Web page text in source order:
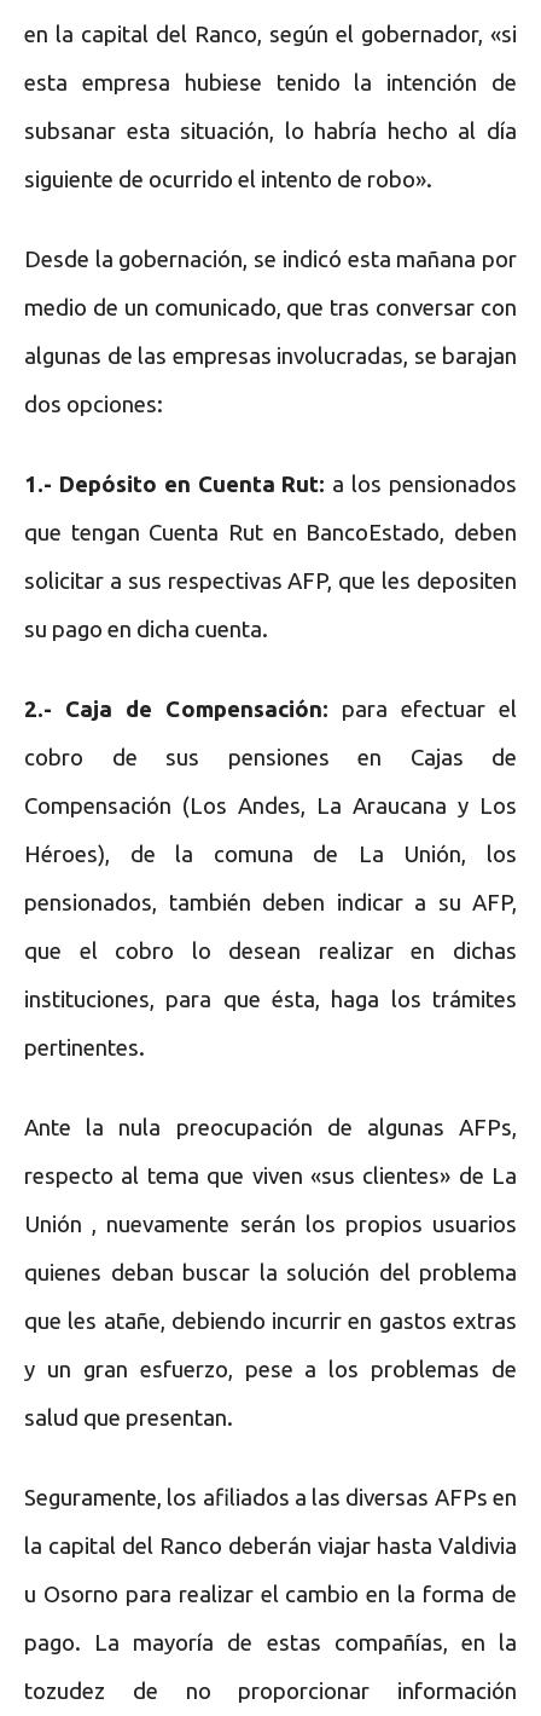
en la capital del Ranco, según el gobernador, «si
esta empresa hubiese tenido la intención de
subsanar esta situación, lo habría hecho al día
siguiente de ocurrido el intento de robo».
Desde la gobernación, se indicó esta mañana por
medio de un comunicado, que tras conversar con
algunas de las empresas involucradas, se barajan
dos opciones:
1.- Depósito en Cuenta Rut: a los pensionados
que tengan Cuenta Rut en BancoEstado, deben
solicitar a sus respectivas AFP, que les depositen
su pago en dicha cuenta.
2.- Caja de Compensación: para efectuar el
cobro de sus pensiones en Cajas de
Compensación (Los Andes, La Araucana y Los
Héroes), de la comuna de La Unión, los
pensionados, también deben indicar a su AFP,
que el cobro lo desean realizar en dichas
instituciones, para que ésta, haga los trámites
pertinentes.
Ante la nula preocupación de algunas AFPs,
respecto al tema que viven «sus clientes» de La
Unión , nuevamente serán los propios usuarios
quienes deban buscar la solución del problema
que les atañe, debiendo incurrir en gastos extras
y un gran esfuerzo, pese a los problemas de
salud que presentan.
Seguramente, los afiliados a las diversas AFPs en
la capital del Ranco deberán viajar hasta Valdivia
u Osorno para realizar el cambio en la forma de
pago. La mayoría de estas compañías, en la
tozudez de no proporcionar información